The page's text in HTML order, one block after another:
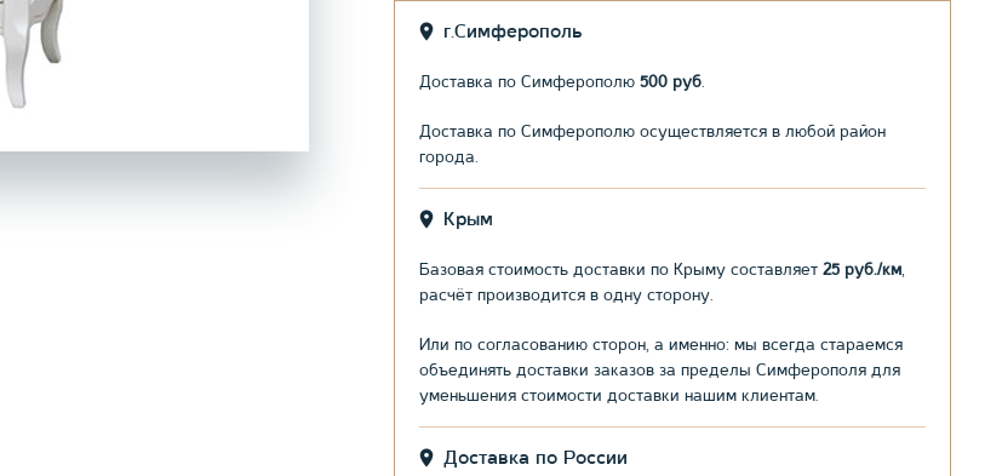
г.Симферополь
Доставка по Симферополю 500 руб
Доставка по Симферополю осуществляется в любой район
города.
Крым
Базовая стоимость доставки по Крыму составляет 25 руб./км
расчёт производится в одну сторону.
Или по согласованию сторон, а именно: мы всегда стараемся
объединять доставки заказов за пределы Симферополя для
уменьшения стоимости доставки нашим клиентам.
Доставка по России